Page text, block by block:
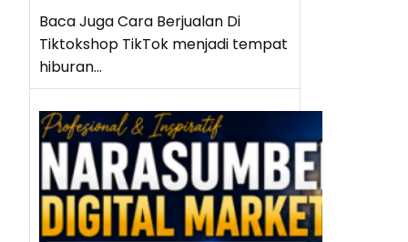
Baca Juga Cara Berjualan Di
Tiktokshop TikTok menjadi tempat
hiburan…